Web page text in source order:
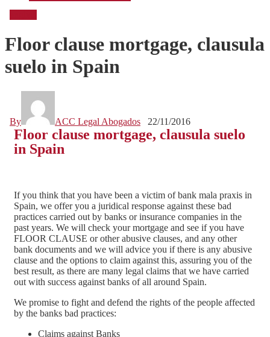
Floor clause mortgage, clausula
suelo in Spain
By ACC Legal Abogados 22/11/2016
Floor clause mortgage, clausula suelo
in Spain
If you think that you have been a victim of bank mala praxis in
Spain, we offer you a juridical response against these bad
practices carried out by banks or insurance companies in the
past years. We will check your mortgage and see if you have
FLOOR CLAUSE or other abusive clauses, and any other
bank documents and we will advice you if there is any abusive
clause and the options to claim against this, assuring you of the
best result, as there are many legal claims that we have carried
out with success against banks of all around Spain.
We promise to fight and defend the rights of the people affected
by the banks bad practices:
Claims against Banks